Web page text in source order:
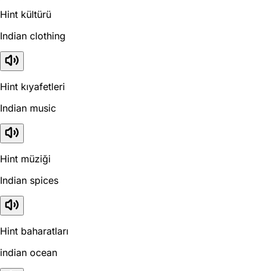
Hint kültürü
Indian clothing
Hint kıyafetleri
Indian music
Hint müziği
Indian spices
Hint baharatları
indian ocean